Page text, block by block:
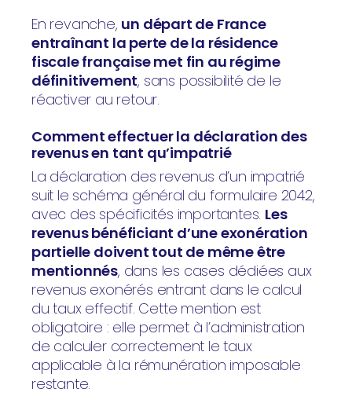
En revanche, un départ de France
entraînant la perte de la résidence
fiscale française met fin au régime
définitivement, sans possibilité de le
réactiver au retour.
Comment effectuer la déclaration des
revenus en tant qu’impatrié
La déclaration des revenus d’un impatrié
suit le schéma général du formulaire 2042,
avec des spécificités importantes. Les
revenus bénéficiant d’une exonération
partielle doivent tout de même être
mentionnés, dans les cases dédiées aux
revenus exonérés entrant dans le calcul
du taux effectif. Cette mention est
obligatoire : elle permet à l’administration
de calculer correctement le taux
applicable à la rémunération imposable
restante.